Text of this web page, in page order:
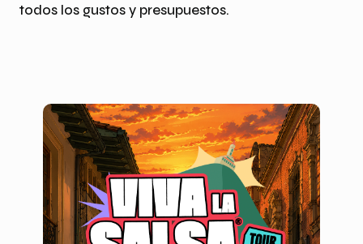
todos los gustos y presupuestos.